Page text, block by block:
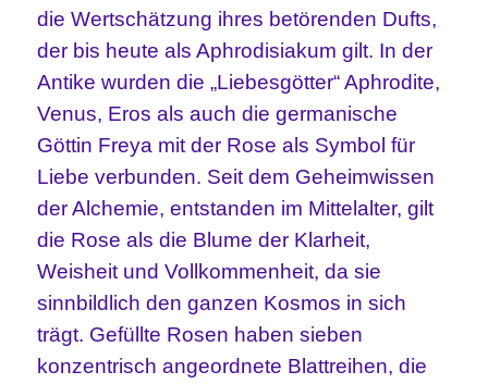
die Wertschätzung ihres betörenden Dufts,
der bis heute als Aphrodisiakum gilt. In der
Antike wurden die „Liebesgötter“ Aphrodite,
Venus, Eros als auch die germanische
Göttin Freya mit der Rose als Symbol für
Liebe verbunden. Seit dem Geheimwissen
der Alchemie, entstanden im Mittelalter, gilt
die Rose als die Blume der Klarheit,
Weisheit und Vollkommenheit, da sie
sinnbildlich den ganzen Kosmos in sich
trägt. Gefüllte Rosen haben sieben
konzentrisch angeordnete Blattreihen, die